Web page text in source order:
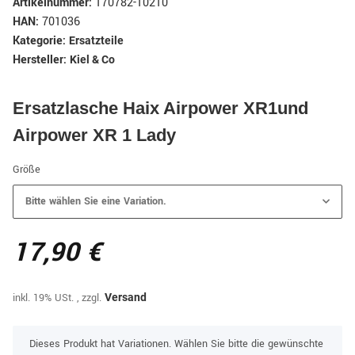
HAN: 701036
Kategorie: Ersatzteile
Hersteller: Kiel & Co
Ersatzlasche Haix Airpower XR1und
Airpower XR 1 Lady
Größe
Bitte wählen Sie eine Variation.
17,90 €
inkl. 19% USt. , zzgl. Versand
xDieses Produkt hat Variationen. Wählen Sie bitte die gewünschte